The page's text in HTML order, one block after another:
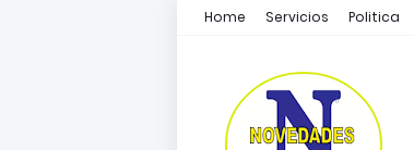
Home Servicios Politica